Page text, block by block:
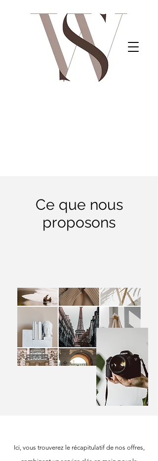
Ce que nous
proposons
Ici, vous trouverez le récapitulatif de nos offres,